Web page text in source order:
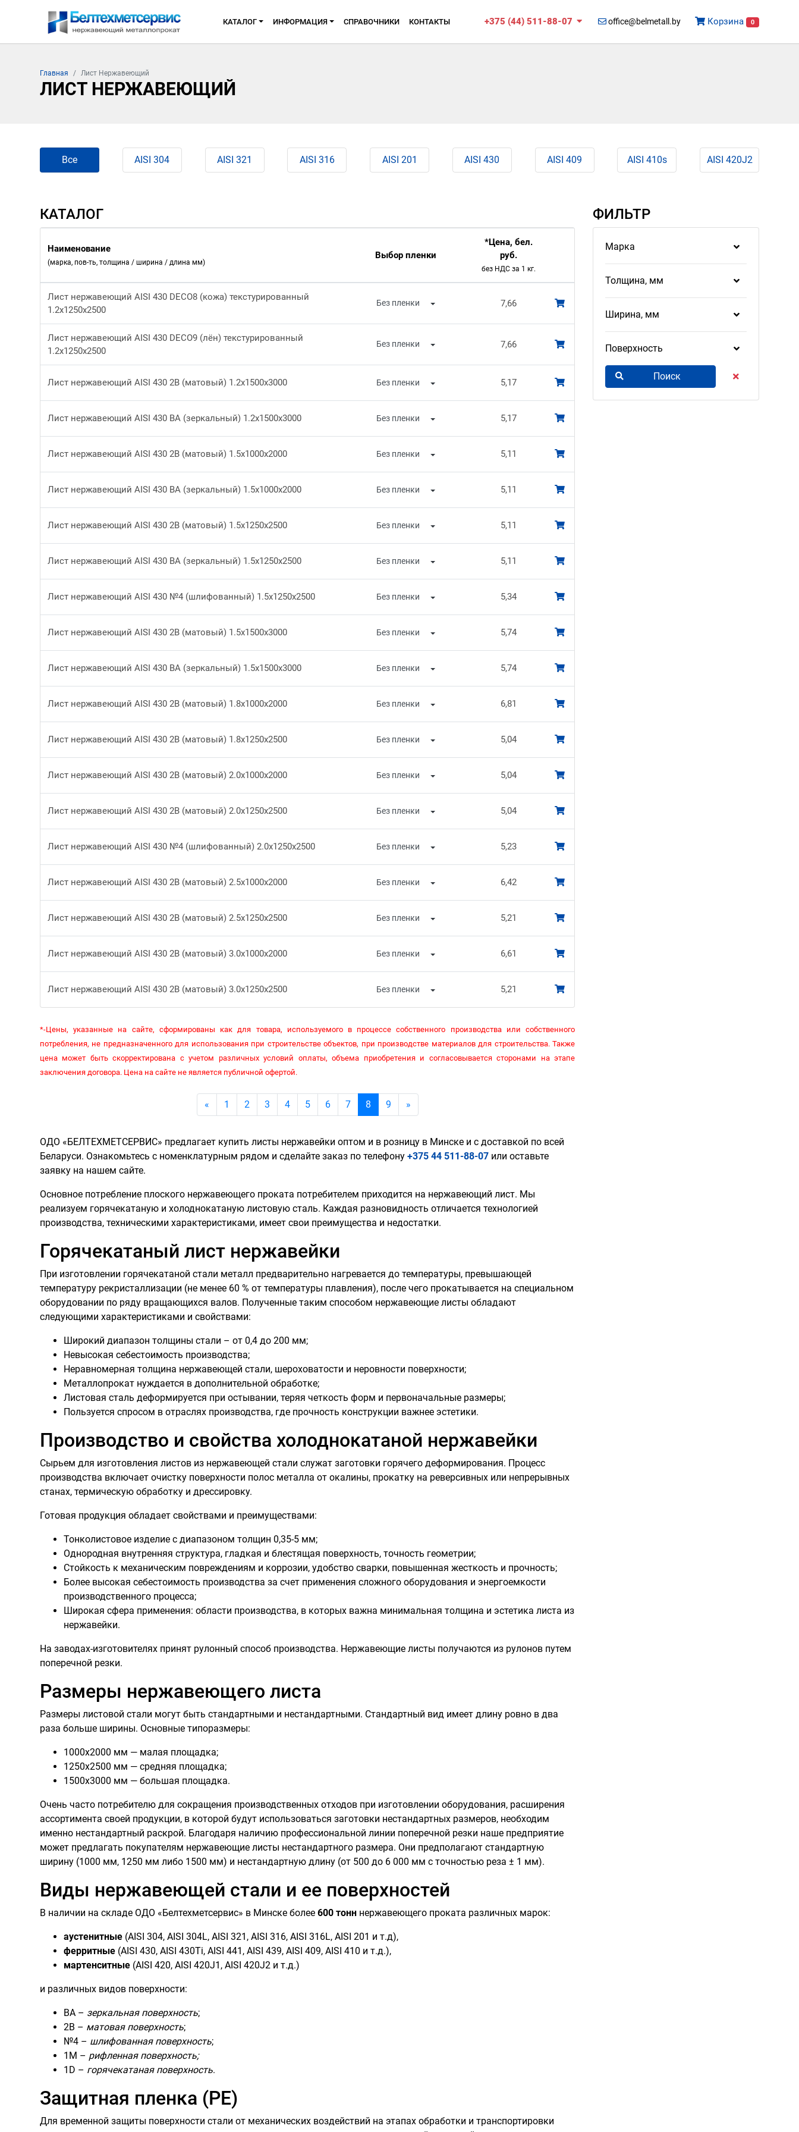
КАТАЛОГ ИНФОРМАЦИЯ CПРАВОЧНИКИ КОНТАКТЫ +375 (44) 511-88-07 office@belmetall.by Корзина 0
Главная Лист Нержавеющий
ЛИСТ НЕРЖАВЕЮЩИЙ
Все AISI 304 AISI 321 AISI 316 AISI 201 AISI 430 AISI 409 AISI 410s AISI 420J2
ФИЛЬТР
Марка
Толщина, мм
Ширина, мм
Поверхность
Поиск
КАТАЛОГ
Наименование
(марка, пов-ть, толщина / ширина / длина мм)
Выбор пленки
*Цена, бел.
руб.
без НДС за 1 кг.
Лист нержавеющий AISI 430 DECO8 (кожа) текстурированный
1.2x1250x2500
7,66
Лист нержавеющий AISI 430 DECO9 (лён) текстурированный
1.2x1250x2500
7,66
Лист нержавеющий AISI 430 2В (матовый) 1.2x1500x3000 5,17
Лист нержавеющий AISI 430 ВА (зеркальный) 1.2x1500x3000 5,17
Лист нержавеющий AISI 430 2В (матовый) 1.5x1000x2000 5,11
Лист нержавеющий AISI 430 ВА (зеркальный) 1.5x1000x2000 5,11
Лист нержавеющий AISI 430 2В (матовый) 1.5x1250x2500 5,11
Лист нержавеющий AISI 430 ВА (зеркальный) 1.5x1250x2500 5,11
Лист нержавеющий AISI 430 №4 (шлифованный) 1.5x1250x2500 5,34
Лист нержавеющий AISI 430 2В (матовый) 1.5x1500x3000 5,74
Лист нержавеющий AISI 430 ВА (зеркальный) 1.5x1500x3000 5,74
Лист нержавеющий AISI 430 2В (матовый) 1.8x1000x2000 6,81
Лист нержавеющий AISI 430 2В (матовый) 1.8x1250x2500 5,04
Лист нержавеющий AISI 430 2В (матовый) 2.0x1000x2000 5,04
Лист нержавеющий AISI 430 2В (матовый) 2.0x1250x2500 5,04
Лист нержавеющий AISI 430 №4 (шлифованный) 2.0x1250x2500 5,23
Лист нержавеющий AISI 430 2В (матовый) 2.5x1000x2000 6,42
Лист нержавеющий AISI 430 2В (матовый) 2.5x1250x2500 5,21
Лист нержавеющий AISI 430 2В (матовый) 3.0x1000x2000 6,61
Лист нержавеющий AISI 430 2В (матовый) 3.0x1250x2500 5,21
*-Цены, указанные на сайте, сформированы как для товара, используемого в процессе собственного производства или собственного
потребления, не предназначенного для использования при строительстве объектов, при производстве материалов для строительства. Также
цена может быть скорректирована с учетом различных условий оплаты, объема приобретения и согласовывается сторонами на этапе
заключения договора. Цена на сайте не является публичной офертой.
«Previous
1 2 3 4 5 6 7 8 9 »Next
ОДО «БЕЛТЕХМЕТСЕРВИС» предлагает купить листы нержавейки оптом и в розницу в Минске и с доставкой по всей
Беларуси. Ознакомьтесь с номенклатурным рядом и сделайте заказ по телефону +375 44 511-88-07 или оставьте
заявку на нашем сайте.
Основное потребление плоского нержавеющего проката потребителем приходится на нержавеющий лист. Мы
реализуем горячекатаную и холоднокатаную листовую сталь. Каждая разновидность отличается технологией
производства, техническими характеристиками, имеет свои преимущества и недостатки.
Горячекатаный лист нержавейки
При изготовлении горячекатаной стали металл предварительно нагревается до температуры, превышающей
температуру рекристаллизации (не менее 60 % от температуры плавления), после чего прокатывается на специальном
оборудовании по ряду вращающихся валов. Полученные таким способом нержавеющие листы обладают
следующими характеристиками и свойствами:
Широкий диапазон толщины стали – от 0,4 до 200 мм;
Невысокая себестоимость производства;
Неравномерная толщина нержавеющей стали, шероховатости и неровности поверхности;
Металлопрокат нуждается в дополнительной обработке;
Листовая сталь деформируется при остывании, теряя четкость форм и первоначальные размеры;
Пользуется спросом в отраслях производства, где прочность конструкции важнее эстетики.
Производство и свойства холоднокатаной нержавейки
Сырьем для изготовления листов из нержавеющей стали служат заготовки горячего деформирования. Процесс
производства включает очистку поверхности полос металла от окалины, прокатку на реверсивных или непрерывных
станах, термическую обработку и дрессировку.
Готовая продукция обладает свойствами и преимуществами:
Тонколистовое изделие с диапазоном толщин 0,35-5 мм;
Однородная внутренняя структура, гладкая и блестящая поверхность, точность геометрии;
Стойкость к механическим повреждениям и коррозии, удобство сварки, повышенная жесткость и прочность;
Более высокая себестоимость производства за счет применения сложного оборудования и энергоемкости
производственного процесса;
Широкая сфера применения: области производства, в которых важна минимальная толщина и эстетика листа из
нержавейки.
На заводах-изготовителях принят рулонный способ производства. Нержавеющие листы получаются из рулонов путем
поперечной резки.
Размеры нержавеющего листа
Размеры листовой стали могут быть стандартными и нестандартными. Стандартный вид имеет длину ровно в два
раза больше ширины. Основные типоразмеры:
1000х2000 мм — малая площадка;
1250х2500 мм — средняя площадка;
1500х3000 мм — большая площадка.
Очень часто потребителю для сокращения производственных отходов при изготовлении оборудования, расширения
ассортимента своей продукции, в которой будут использоваться заготовки нестандартных размеров, необходим
именно нестандартный раскрой. Благодаря наличию профессиональной линии поперечной резки наше предприятие
может предлагать покупателям нержавеющие листы нестандартного размера. Они предполагают стандартную
ширину (1000 мм, 1250 мм либо 1500 мм) и нестандартную длину (от 500 до 6 000 мм с точностью реза ± 1 мм).
Виды нержавеющей стали и ее поверхностей
В наличии на складе ОДО «Белтехметсервис» в Минске более 600 тонн нержавеющего проката различных марок:
аустенитные (AISI 304, AISI 304L, AISI 321, AISI 316, AISI 316L, AISI 201 и т.д),
ферритные (AISI 430, AISI 430Ti, AISI 441, AISI 439, AISI 409, AISI 410 и т.д.),
мартенситные (AISI 420, AISI 420J1, AISI 420J2 и т.д.)
и различных видов поверхности:
ВА – зеркальная поверхность;
2В – матовая поверхность;
№4 – шлифованная поверхность;
1М – рифленная поверхность;
1D – горячекатаная поверхность.
Защитная пленка (PE)
Для временной защиты поверхности стали от механических воздействий на этапах обработки и транспортировки